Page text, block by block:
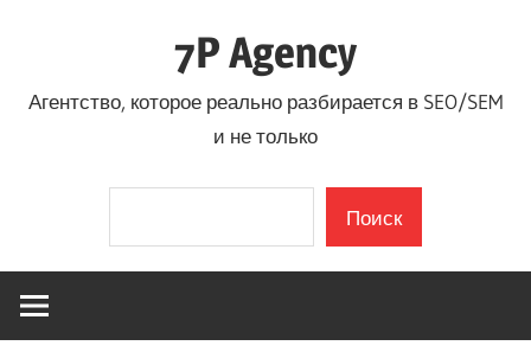
7P Agency
Агентство, которое реально разбирается в SEO/SEM
и не только
Поиск